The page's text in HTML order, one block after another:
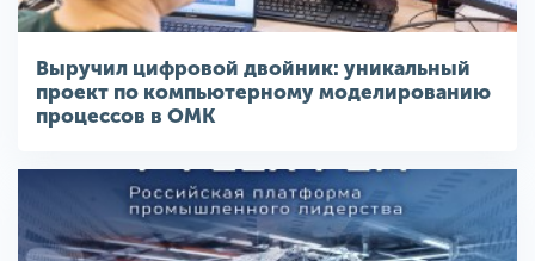
Выручил цифровой двойник: уникальный
проект по компьютерному моделированию
процессов в ОМК